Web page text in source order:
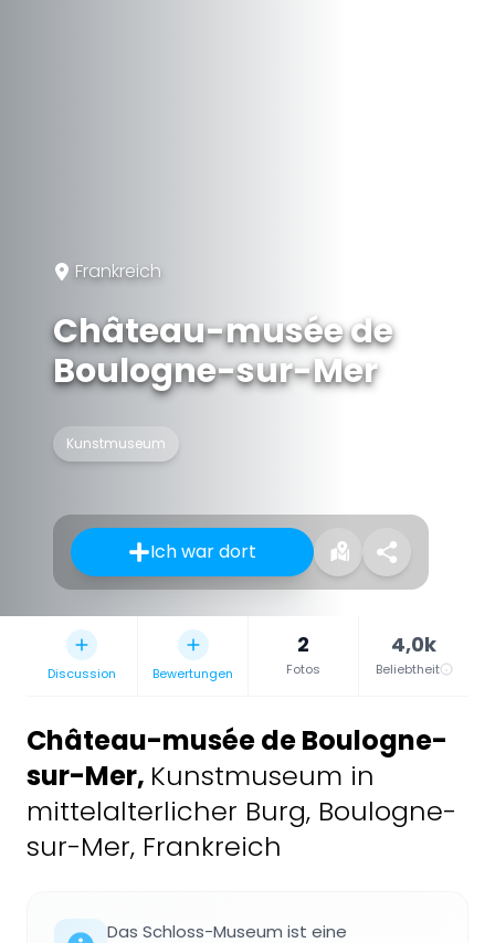
Frankreich
Château-musée de
Boulogne-sur-Mer
Kunstmuseum
Ich war dort
Discussion Bewertungen
2
Fotos
4,0k
Beliebtheit
Château-musée de Boulogne-
sur-Mer, Kunstmuseum in
mittelalterlicher Burg, Boulogne-
sur-Mer, Frankreich
Das Schloss-Museum ist eine